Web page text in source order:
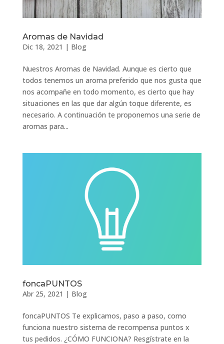
Aromas de Navidad
Dic 18, 2021 | Blog
Nuestros Aromas de Navidad. Aunque es cierto que
todos tenemos un aroma preferido que nos gusta que
nos acompañe en todo momento, es cierto que hay
situaciones en las que dar algún toque diferente, es
necesario. A continuación te proponemos una serie de
aromas para...
foncaPUNTOS
Abr 25, 2021 | Blog
foncaPUNTOS Te explicamos, paso a paso, como
funciona nuestro sistema de recompensa puntos x
tus pedidos. ¿CÓMO FUNCIONA? Resgístrate en la